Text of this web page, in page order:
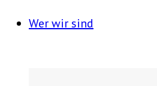
Wer wir sind